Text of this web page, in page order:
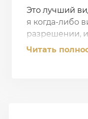
Это лучший
я когда-либо
разрешении,
обзора и
Читать